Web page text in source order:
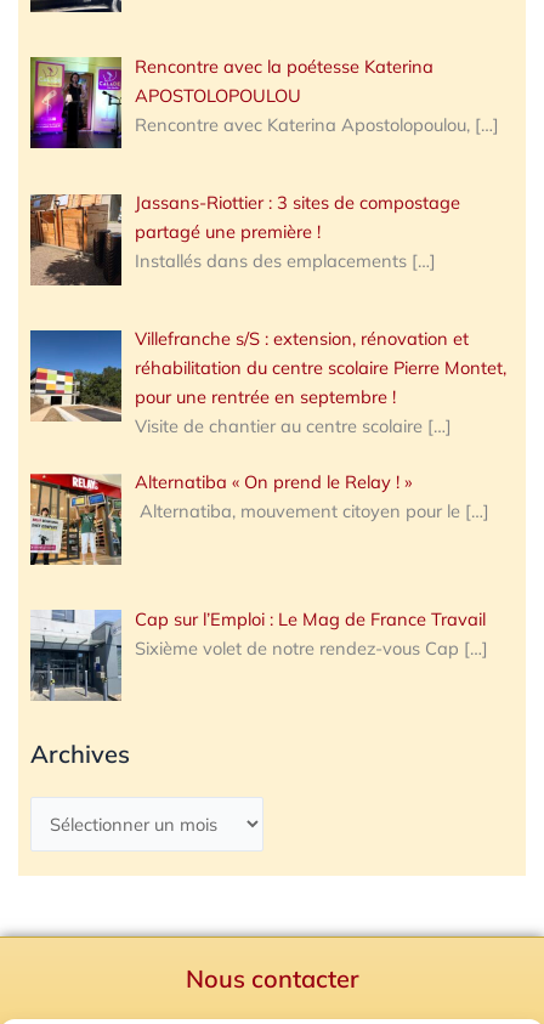
Rencontre avec la poétesse Katerina
APOSTOLOPOULOU
Rencontre avec Katerina Apostolopoulou, […]
Jassans-Riottier : 3 sites de compostage
partagé une première !
Installés dans des emplacements […]
Villefranche s/S : extension, rénovation et
réhabilitation du centre scolaire Pierre Montet,
pour une rentrée en septembre !
Visite de chantier au centre scolaire […]
Alternatiba « On prend le Relay ! »
Alternatiba, mouvement citoyen pour le […]
Cap sur l’Emploi : Le Mag de France Travail
Sixième volet de notre rendez-vous Cap […]
Archives
Nous contacter